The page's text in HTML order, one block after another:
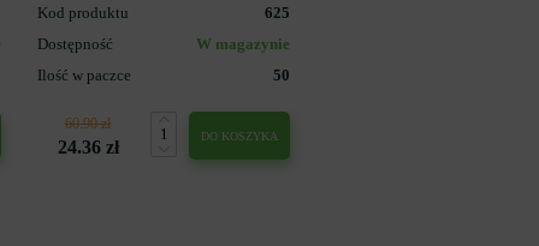
Kod produktu
625
Dostępność
W magazynie
Ilość w paczce
50
60.90 zł
24.36 zł
DO KOSZYKA